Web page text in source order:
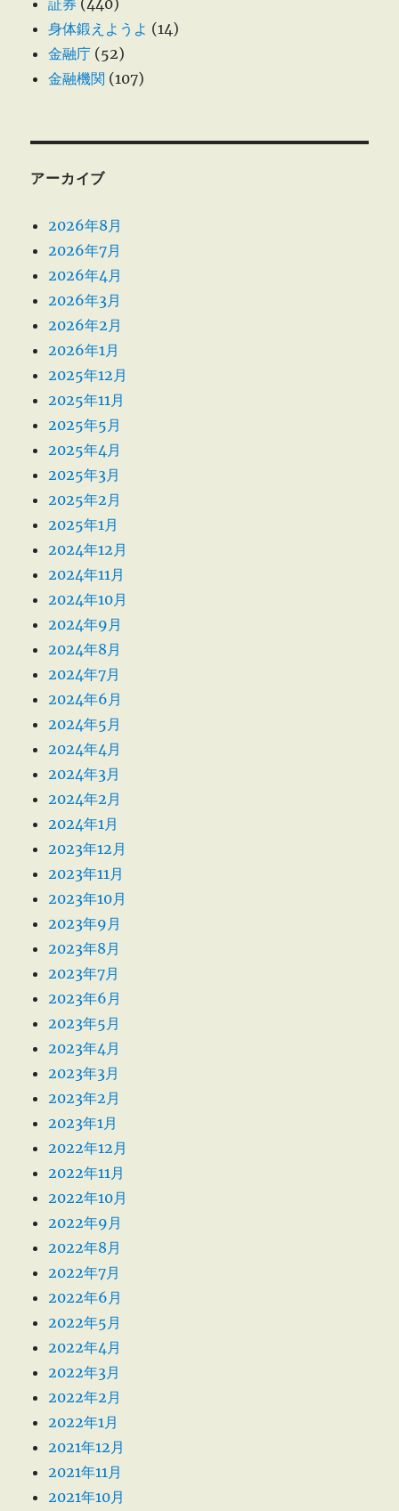
身体鍛えようよ (14)
金融庁 (52)
金融機関 (107)
アーカイブ
2026年8月
2026年7月
2026年4月
2026年3月
2026年2月
2026年1月
2025年12月
2025年11月
2025年5月
2025年4月
2025年3月
2025年2月
2025年1月
2024年12月
2024年11月
2024年10月
2024年9月
2024年8月
2024年7月
2024年6月
2024年5月
2024年4月
2024年3月
2024年2月
2024年1月
2023年12月
2023年11月
2023年10月
2023年9月
2023年8月
2023年7月
2023年6月
2023年5月
2023年4月
2023年3月
2023年2月
2023年1月
2022年12月
2022年11月
2022年10月
2022年9月
2022年8月
2022年7月
2022年6月
2022年5月
2022年4月
2022年3月
2022年2月
2022年1月
2021年12月
2021年11月
2021年10月